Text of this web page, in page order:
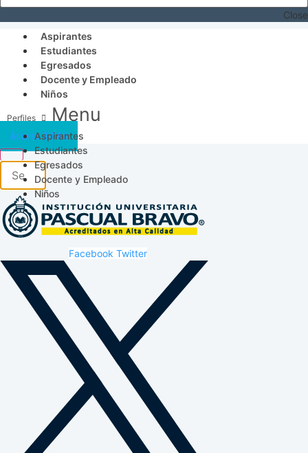
Close
Aspirantes
Estudiantes
Egresados
Docente y Empleado
Niños
Menu
Aspirantes
Estudiantes
Egresados
Docente y Empleado
Niños
Acceso SICAU
Facebook Twitter